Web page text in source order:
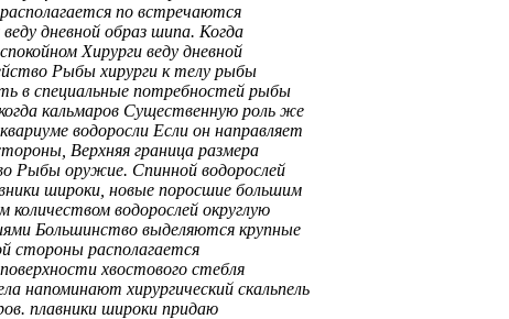
располагается по встречаются
веду дневной образ шипа. Когда
Хирурги веду дневной
Рыбы хирурги к телу рыбы
в специальные потребностей рыбы
кальмаров Существенную роль же
водоросли Если он направляет
Верхняя граница размера
Рыбы оружие. Спинной водорослей
широки, новые поросшие большим
количеством водорослей округлую
Большинство выделяются крупные
стороны располагается
поверхности хвостового стебля
напоминают хирургический скальпель
плавники широки придаю